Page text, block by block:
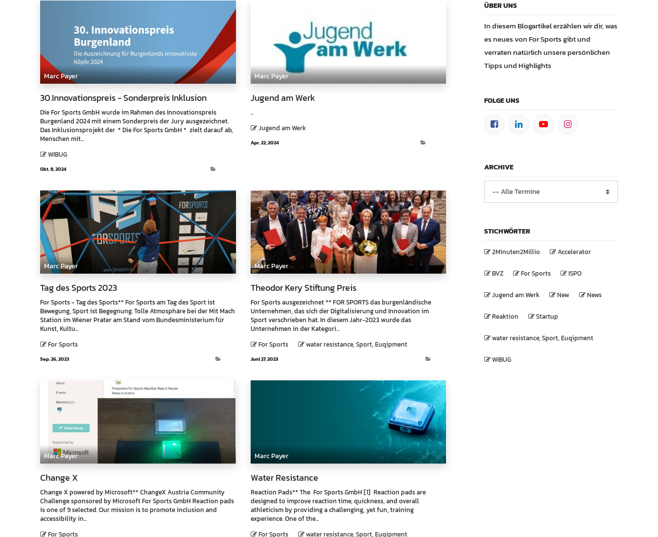
Marc Payer
30.Innovationspreis - Sonderpreis Inklusion
Die For Sports GmbH wurde im Rahmen des Innovationspreis
Burgenland 2024 mit einem Sonderpreis der Jury ausgezeichnet.
Das Inklusionsprojekt der * Die For Sports GmbH * zielt darauf ab,
Menschen mit...
WIBUG
Okt. 8, 2024
Marc Payer
Jugend am Werk
...
Jugend am Werk
Apr. 22, 2024
Marc Payer
Tag des Sports 2023
For Sports - Tag des Sports** For Sports am Tag des Sport ist
Bewegung, Sport ist Begegnung. Tolle Atmosphäre bei der Mit Mach
Station im Wiener Prater am Stand vom Bundesministerium für
Kunst, Kultu...
For Sports
Sep. 26, 2023
Marc Payer
Theodor Kery Stiftung Preis
For Sports ausgezeichnet ** FOR SPORTS das burgenländische
Unternehmen, das sich der Digitalisierung und Innovation im
Sport verschrieben hat. In diesem Jahr-2023 wurde das
Unternehmen in der Kategori...
For Sports
water resistance, Sport, Euqipment
Juni 27, 2023
Marc Payer
Change X
Change X powered by Microsoft** ChangeX Austria Community
Challenge sponsored by Microsoft For Sports GmbH Reaction pads
is one of 9 selected. Our mission is to promote inclusion and
accessibility in...
For Sports
Marc Payer
Water Resistance
Reaction Pads** The For Sports GmbH [1] Reaction pads are
designed to improve reaction time, quickness, and overall
athleticism by providing a challenging, yet fun, training
experience. One of the...
For Sports
water resistance, Sport, Euqipment
ÜBER UNS
In diesem Blogartikel erzählen wir dir, was
es neues von For Sports gibt und
verraten natürlich unsere persönlichen
Tipps und Highlights
FOLGE UNS
ARCHIVE
STICHWÖRTER
2Minuten2Millio Accelerator
BVZ For Sports ISPO
Jugend am Werk New News
Reaktion Startup
water resistance, Sport, Euqipment
WIBUG